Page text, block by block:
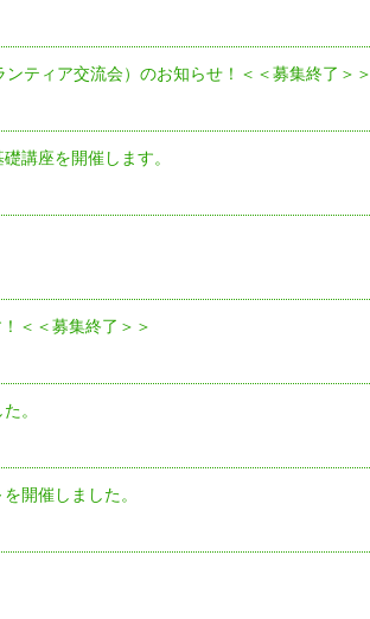
ティア交流会）のお知らせ！＜＜募集終了＞＞
講座を開催します。
＜＜募集終了＞＞
。
開催しました。